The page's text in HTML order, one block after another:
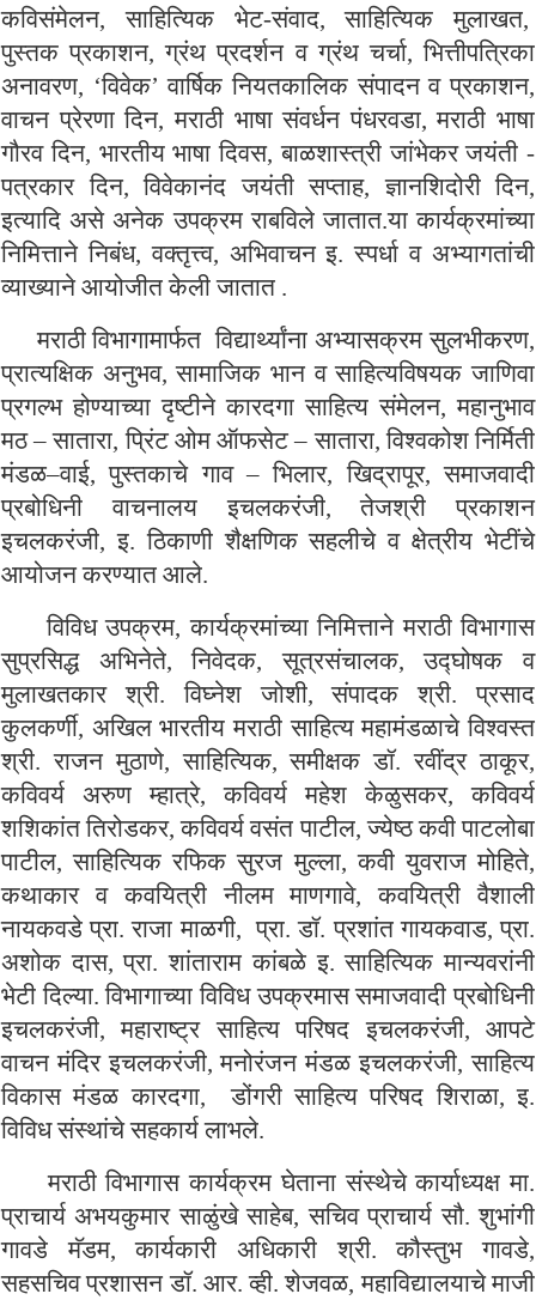
कविसंमेलन, साहित्यिक भेट-संवाद, साहित्यिक मुलाखत,
पुस्तक प्रकाशन, ग्रंथ प्रदर्शन व ग्रंथ चर्चा, भित्तीपत्रिका
अनावरण, ‘विवेक’ वार्षिक नियतकालिक संपादन व प्रकाशन,
वाचन प्रेरणा दिन, मराठी भाषा संवर्धन पंधरवडा, मराठी भाषा
गौरव दिन, भारतीय भाषा दिवस, बाळशास्त्री जांभेकर जयंती -
पत्रकार दिन, विवेकानंद जयंती सप्ताह, ज्ञानशिदोरी दिन,
इत्यादि असे अनेक उपक्रम राबविले जातात.या कार्यक्रमांच्या
निमित्ताने निबंध, वक्तृत्त्व, अभिवाचन इ. स्पर्धा व अभ्यागतांची
व्याख्याने आयोजीत केली जातात .
मराठी विभागामार्फत विद्यार्थ्यांना अभ्यासक्रम सुलभीकरण,
प्रात्यक्षिक अनुभव, सामाजिक भान व साहित्यविषयक जाणिवा
प्रगल्भ होण्याच्या दृष्टीने कारदगा साहित्य संमेलन, महानुभाव
मठ – सातारा, प्रिंट ओम ऑफसेट – सातारा, विश्वकोश निर्मिती
मंडळ–वाई, पुस्तकाचे गाव – भिलार, खिद्रापूर, समाजवादी
प्रबोधिनी वाचनालय इचलकरंजी, तेजश्री प्रकाशन
इचलकरंजी, इ. ठिकाणी शैक्षणिक सहलीचे व क्षेत्रीय भेटींचे
आयोजन करण्यात आले.
विविध उपक्रम, कार्यक्रमांच्या निमित्ताने मराठी विभागास
सुप्रसिद्ध अभिनेते, निवेदक, सूत्रसंचालक, उद्घोषक व
मुलाखतकार श्री. विघ्नेश जोशी, संपादक श्री. प्रसाद
कुलकर्णी, अखिल भारतीय मराठी साहित्य महामंडळाचे विश्वस्त
श्री. राजन मुठाणे, साहित्यिक, समीक्षक डॉ. रवींद्र ठाकूर,
कविवर्य अरुण म्हात्रे, कविवर्य महेश केळुसकर, कविवर्य
शशिकांत तिरोडकर, कविवर्य वसंत पाटील, ज्येष्ठ कवी पाटलोबा
पाटील, साहित्यिक रफिक सुरज मुल्ला, कवी युवराज मोहिते,
कथाकार व कवयित्री नीलम माणगावे, कवयित्री वैशाली
नायकवडे प्रा. राजा माळगी, प्रा. डॉ. प्रशांत गायकवाड, प्रा.
अशोक दास, प्रा. शांताराम कांबळे इ. साहित्यिक मान्यवरांनी
भेटी दिल्या. विभागाच्या विविध उपक्रमास समाजवादी प्रबोधिनी
इचलकरंजी, महाराष्ट्र साहित्य परिषद इचलकरंजी, आपटे
वाचन मंदिर इचलकरंजी, मनोरंजन मंडळ इचलकरंजी, साहित्य
विकास मंडळ कारदगा, डोंगरी साहित्य परिषद शिराळा, इ.
विविध संस्थांचे सहकार्य लाभले.
मराठी विभागास कार्यक्रम घेताना संस्थेचे कार्याध्यक्ष मा.
प्राचार्य अभयकुमार साळुंखे साहेब, सचिव प्राचार्य सौ. शुभांगी
गावडे मॅडम, कार्यकारी अधिकारी श्री. कौस्तुभ गावडे,
सहसचिव प्रशासन डॉ. आर. व्ही. शेजवळ, महाविद्यालयाचे माजी